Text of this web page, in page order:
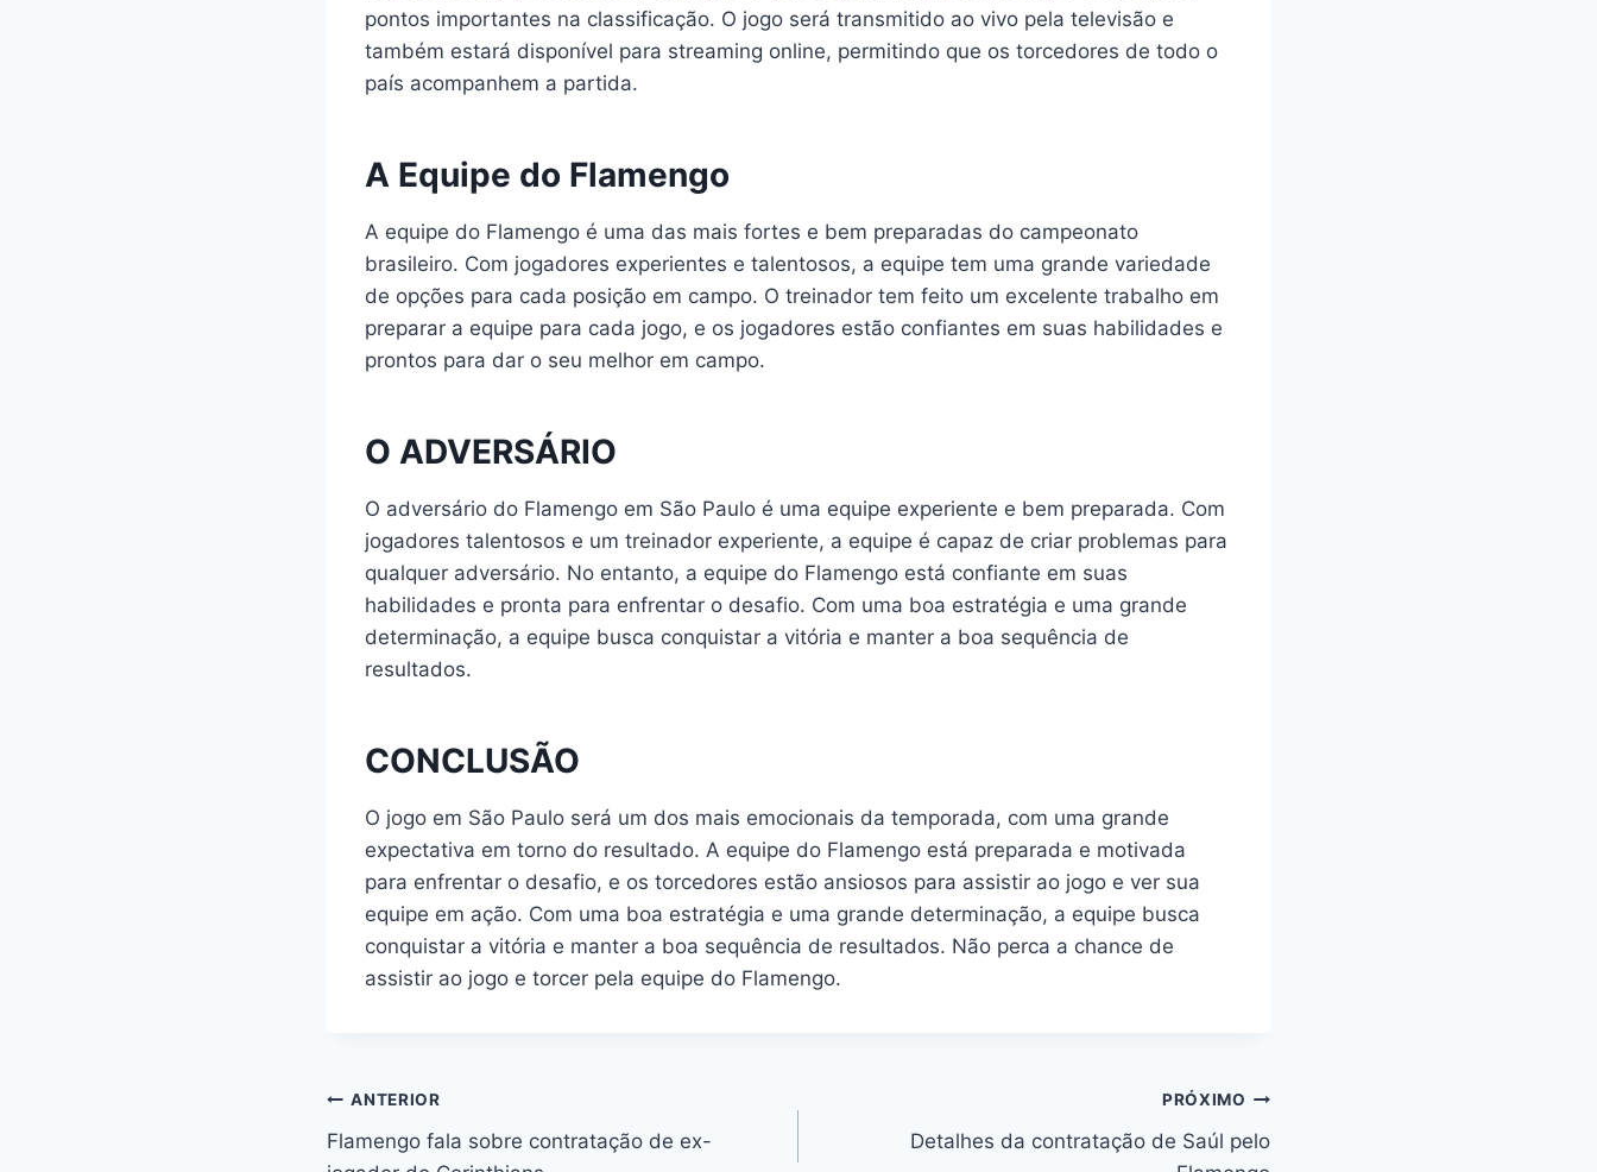
pontos importantes na classificação. O jogo será transmitido ao vivo pela televisão e
também estará disponível para streaming online, permitindo que os torcedores de todo o
país acompanhem a partida.
A Equipe do Flamengo
A equipe do Flamengo é uma das mais fortes e bem preparadas do campeonato
brasileiro. Com jogadores experientes e talentosos, a equipe tem uma grande variedade
de opções para cada posição em campo. O treinador tem feito um excelente trabalho em
preparar a equipe para cada jogo, e os jogadores estão confiantes em suas habilidades e
prontos para dar o seu melhor em campo.
O ADVERSÁRIO
O adversário do Flamengo em São Paulo é uma equipe experiente e bem preparada. Com
jogadores talentosos e um treinador experiente, a equipe é capaz de criar problemas para
qualquer adversário. No entanto, a equipe do Flamengo está confiante em suas
habilidades e pronta para enfrentar o desafio. Com uma boa estratégia e uma grande
determinação, a equipe busca conquistar a vitória e manter a boa sequência de
resultados.
CONCLUSÃO
O jogo em São Paulo será um dos mais emocionais da temporada, com uma grande
expectativa em torno do resultado. A equipe do Flamengo está preparada e motivada
para enfrentar o desafio, e os torcedores estão ansiosos para assistir ao jogo e ver sua
equipe em ação. Com uma boa estratégia e uma grande determinação, a equipe busca
conquistar a vitória e manter a boa sequência de resultados. Não perca a chance de
assistir ao jogo e torcer pela equipe do Flamengo.
Navegação
de
ANTERIOR
Flamengo fala sobre contratação de ex-
PRÓXIMO
Detalhes da contratação de Saúl pelo